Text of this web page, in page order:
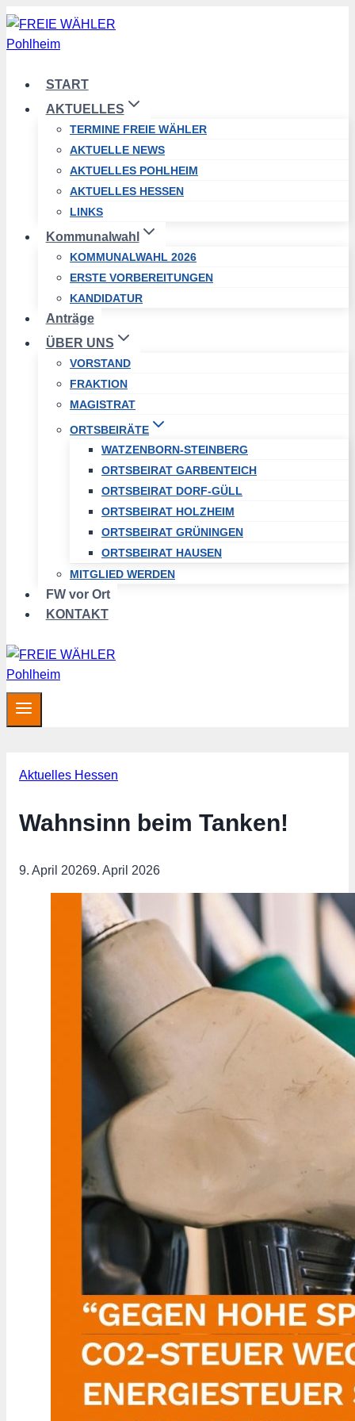
Zum
START
AKTUELLES
TERMINE FREIE WÄHLER
AKTUELLE NEWS
AKTUELLES POHLHEIM
AKTUELLES HESSEN
LINKS
Kommunalwahl
KOMMUNALWAHL 2026
ERSTE VORBEREITUNGEN
KANDIDATUR
Anträge
ÜBER UNS
VORSTAND
FRAKTION
MAGISTRAT
ORTSBEIRÄTE
WATZENBORN-STEINBERG
ORTSBEIRAT GARBENTEICH
ORTSBEIRAT DORF-GÜLL
ORTSBEIRAT HOLZHEIM
ORTSBEIRAT GRÜNINGEN
ORTSBEIRAT HAUSEN
MITGLIED WERDEN
FW vor Ort
KONTAKT
Aktuelles Hessen
Wahnsinn beim Tanken!
9. April 20269. April 2026